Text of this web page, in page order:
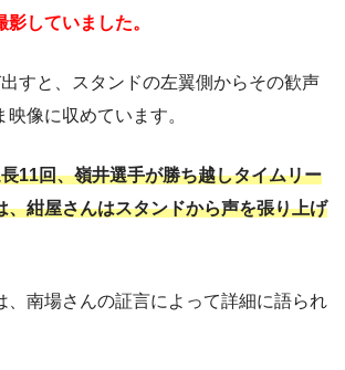
していました。
すと、スタンドの左翼側からその歓声
像に収めています。
11回、嶺井選手が勝ち越しタイムリー
、紺屋さんはスタンドから声を張り上げ
、南場さんの証言によって詳細に語られ